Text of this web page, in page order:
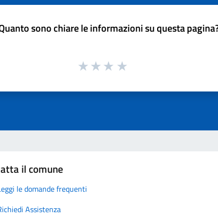
sono chiare le informazioni su questa
il comune
le domande frequenti
Assistenza